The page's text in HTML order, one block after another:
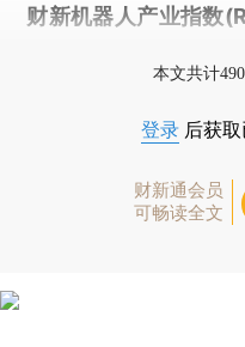
财新机器人产业指数
本文共计
登录 后获
财新通会员
可畅读全文